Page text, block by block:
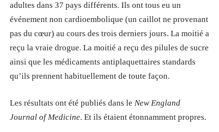
adultes dans 37 pays différents. Ils ont tous eu un
événement non cardioembolique (un caillot ne provenant
pas du cœur) au cours des trois derniers jours. La moitié a
reçu la vraie drogue. La moitié a reçu des pilules de sucre
ainsi que les médicaments antiplaquettaires standards
qu’ils prennent habituellement de toute façon.
Les résultats ont été publiés dans le New England
Journal of Medicine. Et ils étaient étonnamment propres.